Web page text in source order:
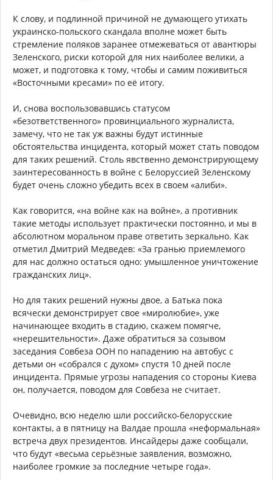
К слову, и подлинной причиной не думающего утихать
украинско-польского скандала вполне может быть
стремление поляков заранее отмежеваться от авантюры
Зеленского, риски которой для них наиболее велики, а
может, и подготовка к тому, чтобы и самим поживиться
«Восточными кресами» по её итогу.
И, снова воспользовавшись статусом
«безответственного» провинциального журналиста,
замечу, что не так уж важны будут истинные
обстоятельства инцидента, который может стать поводом
для таких решений. Столь явственно демонстрирующему
заинтересованность в войне с Белоруссией Зеленскому
будет очень сложно убедить всех в своем «алиби».
Как говорится, «на войне как на войне», а противник
такие методы использует практически постоянно, и мы в
абсолютном моральном праве ответить зеркально. Как
отметил Дмитрий Медведев: «За гранью приемлемого
для нас должно остаться одно: умышленное уничтожение
гражданских лиц».
Но для таких решений нужны двое, а Батька пока
всячески демонстрирует свое «миролюбие», уже
начинающее входить в стадию, скажем помягче,
«нерешительности». Даже обратиться за созывом
заседания Совбеза ООН по нападению на автобус с
детьми он «собрался с духом» спустя 10 дней после
инцидента. Прямые угрозы нападения со стороны Киева
он, получается, поводом для Совбеза не считает.
Очевидно, всю неделю шли российско-белорусские
контакты, а в пятницу на Валдае прошла «неформальная»
встреча двух президентов. Инсайдеры даже сообщали,
что будут «весьма серьёзные заявления, возможно,
наиболее громкие за последние четыре года».